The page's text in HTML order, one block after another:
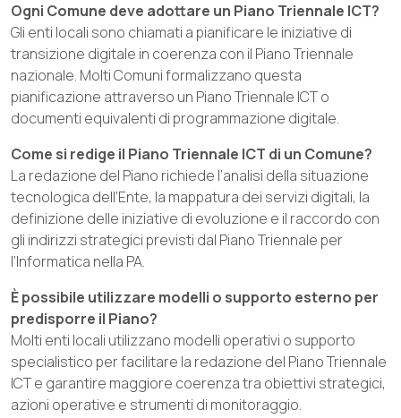
Ogni Comune deve adottare un Piano Triennale ICT?
Gli enti locali sono chiamati a pianificare le iniziative di
transizione digitale in coerenza con il Piano Triennale
nazionale. Molti Comuni formalizzano questa
pianificazione attraverso un Piano Triennale ICT o
documenti equivalenti di programmazione digitale.
Come si redige il Piano Triennale ICT di un Comune?
La redazione del Piano richiede l’analisi della situazione
tecnologica dell’Ente, la mappatura dei servizi digitali, la
definizione delle iniziative di evoluzione e il raccordo con
gli indirizzi strategici previsti dal Piano Triennale per
l’Informatica nella PA.
È possibile utilizzare modelli o supporto esterno per
predisporre il Piano?
Molti enti locali utilizzano modelli operativi o supporto
specialistico per facilitare la redazione del Piano Triennale
ICT e garantire maggiore coerenza tra obiettivi strategici,
azioni operative e strumenti di monitoraggio.